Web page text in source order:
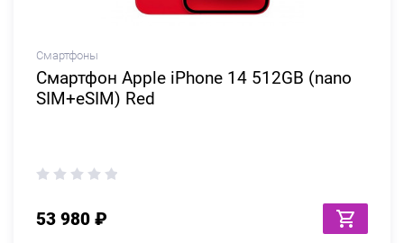
Смартфоны
Смартфон Apple iPhone 14 512GB (nano
SIM+eSIM) Red
53 980 ₽